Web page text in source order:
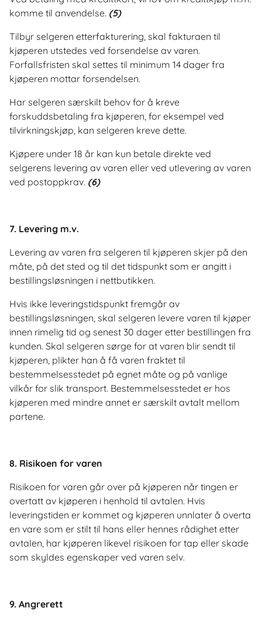
komme til anvendelse. (5)
Tilbyr selgeren etterfakturering, skal fakturaen til
kjøperen utstedes ved forsendelse av varen.
Forfallsfristen skal settes til minimum 14 dager fra
kjøperen mottar forsendelsen.
Har selgeren særskilt behov for å kreve
forskuddsbetaling fra kjøperen, for eksempel ved
tilvirkningskjøp, kan selgeren kreve dette.
Kjøpere under 18 år kan kun betale direkte ved
selgerens levering av varen eller ved utlevering av varen
ved postoppkrav. (6)
7. Levering m.v.
Levering av varen fra selgeren til kjøperen skjer på den
måte, på det sted og til det tidspunkt som er angitt i
bestillingsløsningen i nettbutikken.
Hvis ikke leveringstidspunkt fremgår av
bestillingsløsningen, skal selgeren levere varen til kjøper
innen rimelig tid og senest 30 dager etter bestillingen fra
kunden. Skal selgeren sørge for at varen blir sendt til
kjøperen, plikter han å få varen fraktet til
bestemmelsesstedet på egnet måte og på vanlige
vilkår for slik transport. Bestemmelsesstedet er hos
kjøperen med mindre annet er særskilt avtalt mellom
partene.
8. Risikoen for varen
Risikoen for varen går over på kjøperen når tingen er
overtatt av kjøperen i henhold til avtalen. Hvis
leveringstiden er kommet og kjøperen unnlater å overta
en vare som er stilt til hans eller hennes rådighet etter
avtalen, har kjøperen likevel risikoen for tap eller skade
som skyldes egenskaper ved varen selv.
9. Angrerett